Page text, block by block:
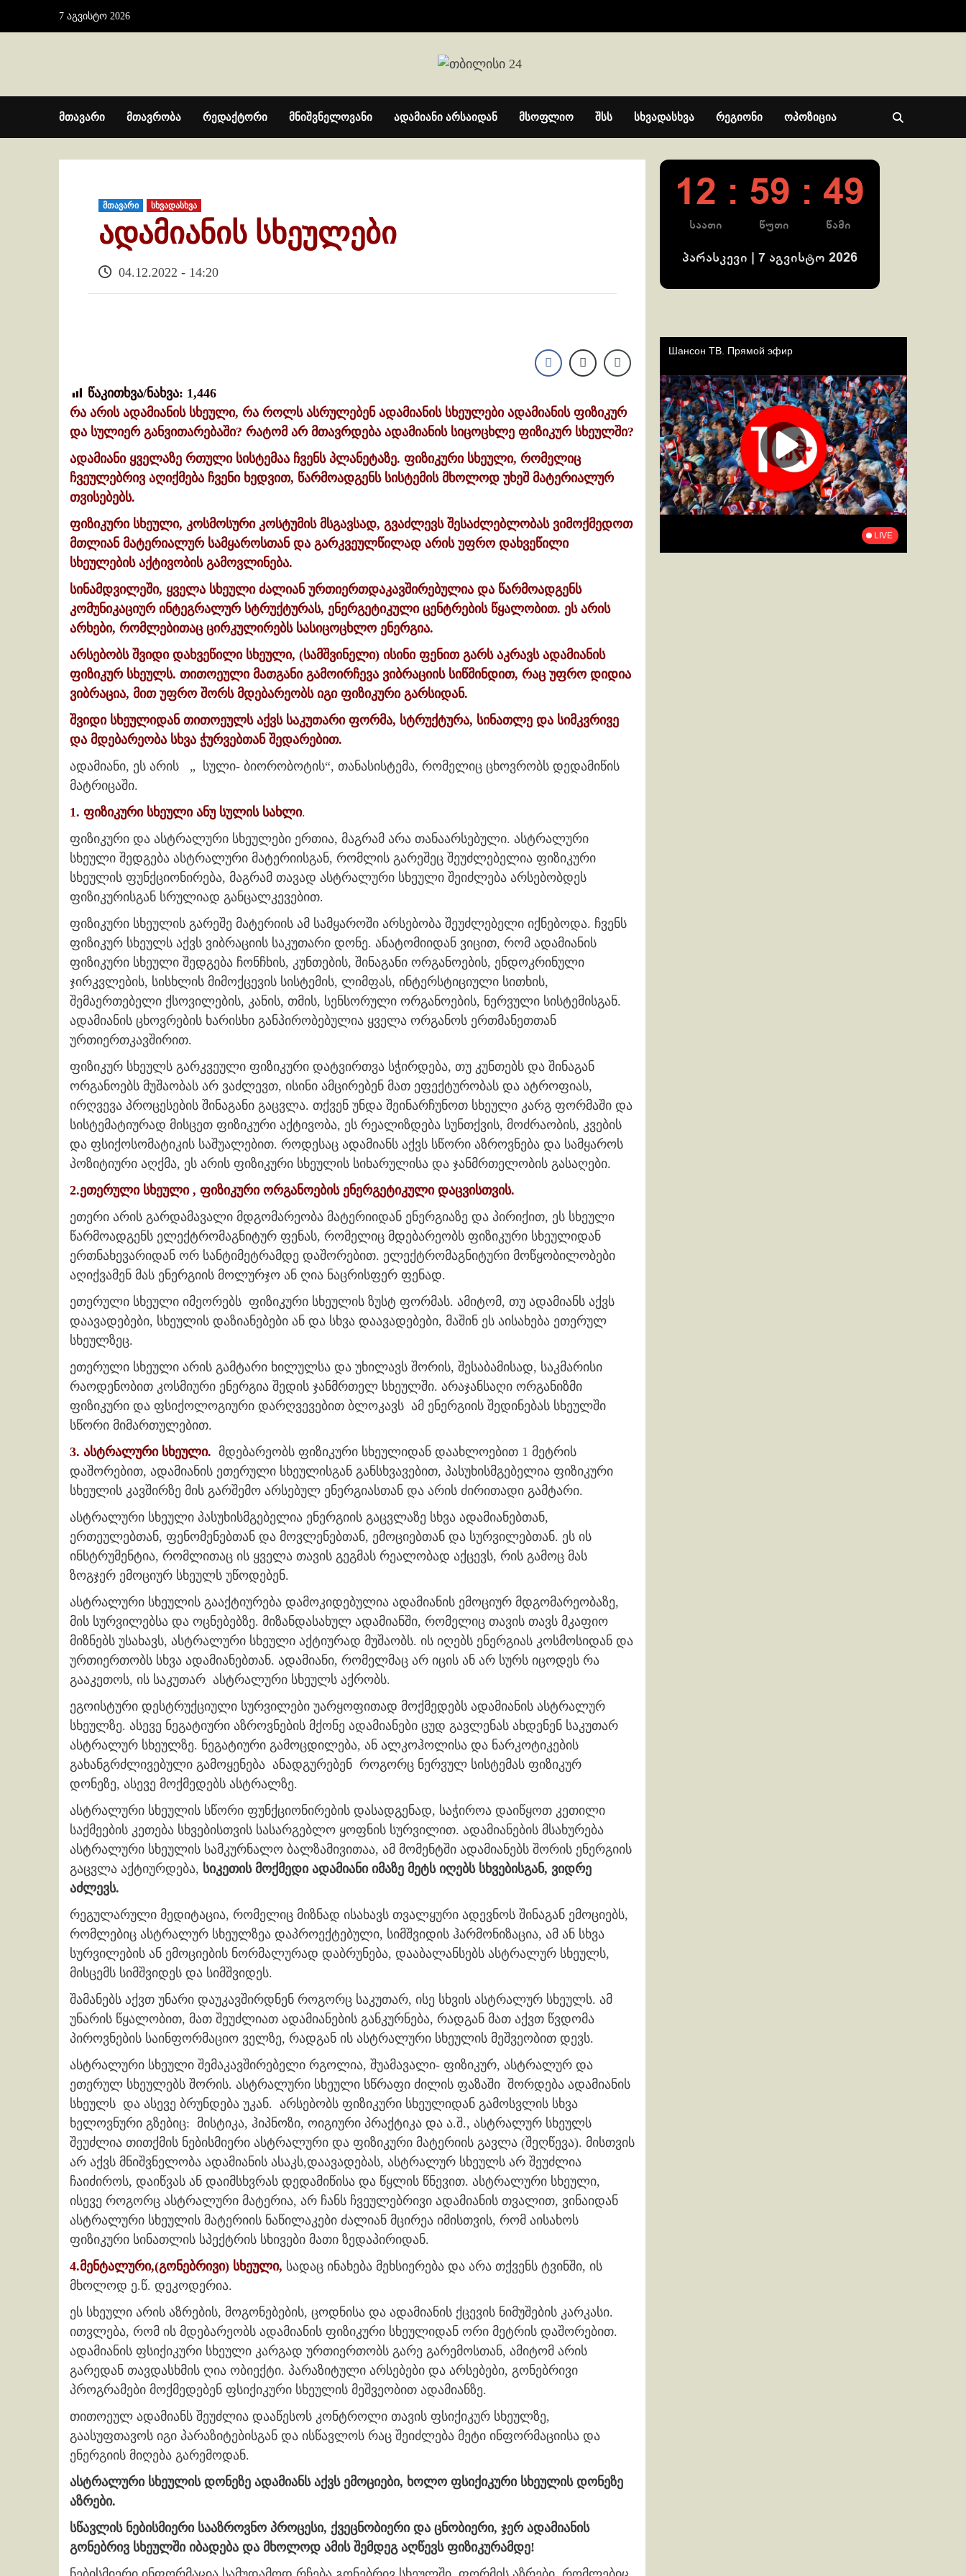
7 აგვისტო 2026
მთავარი მთავრობა რედაქტორი მნიშვნელოვანი ადამიანი არსაიდან მსოფლიო შსს სხვადასხვა რეგიონი ოპოზიცია
მთავარი სხვადასხვა
ადამიანის სხეულები
04.12.2022 - 14:20
წაკითხვა/ნახვა: 1,446
რა არის ადამიანის სხეული, რა როლს ასრულებენ ადამიანის სხეულები ადამიანის ფიზიკურ
და სულიერ განვითარებაში? რატომ არ მთავრდება ადამიანის სიცოცხლე ფიზიკურ სხეულში?
ადამიანი ყველაზე რთული სისტემაა ჩვენს პლანეტაზე. ფიზიკური სხეული, რომელიც
ჩვეულებრივ აღიქმება ჩვენი ხედვით, წარმოადგენს სისტემის მხოლოდ უხეშ მატერიალურ
თვისებებს.
ფიზიკური სხეული, კოსმოსური კოსტუმის მსგავსად, გვაძლევს შესაძლებლობას ვიმოქმედოთ
მთლიან მატერიალურ სამყაროსთან და გარკვეულწილად არის უფრო დახვეწილი
სხეულების აქტივობის გამოვლინება.
სინამდვილეში, ყველა სხეული ძალიან ურთიერთდაკავშირებულია და წარმოადგენს
კომუნიკაციურ ინტეგრალურ სტრუქტურას, ენერგეტიკული ცენტრების წყალობით. ეს არის
არხები, რომლებითაც ცირკულირებს სასიცოცხლო ენერგია.
არსებობს შვიდი დახვეწილი სხეული, (სამშვინელი) ისინი ფენით გარს აკრავს ადამიანის
ფიზიკურ სხეულს. თითოეული მათგანი გამოირჩევა ვიბრაციის სიწმინდით, რაც უფრო დიდია
ვიბრაცია, მით უფრო შორს მდებარეობს იგი ფიზიკური გარსიდან.
შვიდი სხეულიდან თითოეულს აქვს საკუთარი ფორმა, სტრუქტურა, სინათლე და სიმკვრივე
და მდებარეობა სხვა ჭურვებთან შედარებით.
ადამიანი, ეს არის „ სული- ბიორობოტის“, თანასისტემა, რომელიც ცხოვრობს დედამიწის
მატრიცაში.
1. ფიზიკური სხეული ანუ სულის სახლი.
ფიზიკური და ასტრალური სხეულები ერთია, მაგრამ არა თანაარსებული. ასტრალური
სხეული შედგება ასტრალური მატერიისგან, რომლის გარეშეც შეუძლებელია ფიზიკური
სხეულის ფუნქციონირება, მაგრამ თავად ასტრალური სხეული შეიძლება არსებობდეს
ფიზიკურისგან სრულიად განცალკევებით.
ფიზიკური სხეულის გარეშე მატერიის ამ სამყაროში არსებობა შეუძლებელი იქნებოდა. ჩვენს
ფიზიკურ სხეულს აქვს ვიბრაციის საკუთარი დონე. ანატომიიდან ვიცით, რომ ადამიანის
ფიზიკური სხეული შედგება ჩონჩხის, კუნთების, შინაგანი ორგანოების, ენდოკრინული
ჯირკვლების, სისხლის მიმოქცევის სისტემის, ლიმფას, ინტერსტიციული სითხის,
შემაერთებელი ქსოვილების, კანის, თმის, სენსორული ორგანოების, ნერვული სისტემისგან.
ადამიანის ცხოვრების ხარისხი განპირობებულია ყველა ორგანოს ერთმანეთთან
ურთიერთკავშირით.
ფიზიკურ სხეულს გარკვეული ფიზიკური დატვირთვა სჭირდება, თუ კუნთებს და შინაგან
ორგანოებს მუშაობას არ ვაძლევთ, ისინი ამცირებენ მათ ეფექტურობას და ატროფიას,
ირღვევა პროცესების შინაგანი გაცვლა. თქვენ უნდა შეინარჩუნოთ სხეული კარგ ფორმაში და
სისტემატიურად მისცეთ ფიზიკური აქტივობა, ეს რეალიზდება სუნთქვის, მოძრაობის, კვების
და ფსიქოსომატიკის საშუალებით. როდესაც ადამიანს აქვს სწორი აზროვნება და სამყაროს
პოზიტიური აღქმა, ეს არის ფიზიკური სხეულის სიხარულისა და ჯანმრთელობის გასაღები.
2.ეთერული სხეული , ფიზიკური ორგანოების ენერგეტიკული დაცვისთვის.
ეთერი არის გარდამავალი მდგომარეობა მატერიიდან ენერგიაზე და პირიქით, ეს სხეული
წარმოადგენს ელექტრომაგნიტურ ფენას, რომელიც მდებარეობს ფიზიკური სხეულიდან
ერთნახევარიდან ორ სანტიმეტრამდე დაშორებით. ელექტრომაგნიტური მოწყობილობები
აღიქვამენ მას ენერგიის მოლურჯო ან ღია ნაცრისფერ ფენად.
ეთერული სხეული იმეორებს ფიზიკური სხეულის ზუსტ ფორმას. ამიტომ, თუ ადამიანს აქვს
დაავადებები, სხეულის დაზიანებები ან და სხვა დაავადებები, მაშინ ეს აისახება ეთერულ
სხეულზეც.
ეთერული სხეული არის გამტარი ხილულსა და უხილავს შორის, შესაბამისად, საკმარისი
რაოდენობით კოსმიური ენერგია შედის ჯანმრთელ სხეულში. არაჯანსაღი ორგანიზმი
ფიზიკური და ფსიქოლოგიური დარღვევებით ბლოკავს ამ ენერგიის შედინებას სხეულში
სწორი მიმართულებით.
3. ასტრალური სხეული. მდებარეობს ფიზიკური სხეულიდან დაახლოებით 1 მეტრის
დაშორებით, ადამიანის ეთერული სხეულისგან განსხვავებით, პასუხისმგებელია ფიზიკური
სხეულის კავშირზე მის გარშემო არსებულ ენერგიასთან და არის ძირითადი გამტარი.
ასტრალური სხეული პასუხისმგებელია ენერგიის გაცვლაზე სხვა ადამიანებთან,
ერთეულებთან, ფენომენებთან და მოვლენებთან, ემოციებთან და სურვილებთან. ეს ის
ინსტრუმენტია, რომლითაც ის ყველა თავის გეგმას რეალობად აქცევს, რის გამოც მას
ზოგჯერ ემოციურ სხეულს უწოდებენ.
ასტრალური სხეულის გააქტიურება დამოკიდებულია ადამიანის ემოციურ მდგომარეობაზე,
მის სურვილებსა და ოცნებებზე. მიზანდასახულ ადამიანში, რომელიც თავის თავს მკაფიო
მიზნებს უსახავს, ​​ასტრალური სხეული აქტიურად მუშაობს. ის იღებს ენერგიას კოსმოსიდან და
ურთიერთობს სხვა ადამიანებთან. ადამიანი, რომელმაც არ იცის ან არ სურს იცოდეს რა
გააკეთოს, ის საკუთარ ასტრალური სხეულს აქრობს.
ეგოისტური დესტრუქციული სურვილები უარყოფითად მოქმედებს ადამიანის ასტრალურ
სხეულზე. ასევე ნეგატიური აზროვნების მქონე ადამიანები ცუდ გავლენას ახდენენ საკუთარ
ასტრალურ სხეულზე. ნეგატიური გამოცდილება, ან ალკოჰოლისა და ნარკოტიკების
გახანგრძლივებული გამოყენება ანადგურებენ როგორც ნერვულ სისტემას ფიზიკურ
დონეზე, ასევე მოქმედებს ასტრალზე.
ასტრალური სხეულის სწორი ფუნქციონირების დასადგენად, საჭიროა დაიწყოთ კეთილი
საქმეების კეთება სხვებისთვის სასარგებლო ყოფნის სურვილით. ადამიანების მსახურება
ასტრალური სხეულის სამკურნალო ბალზამივითაა, ამ მომენტში ადამიანებს შორის ენერგიის
გაცვლა აქტიურდება, სიკეთის მოქმედი ადამიანი იმაზე მეტს იღებს სხვებისგან, ვიდრე
აძლევს.
რეგულარული მედიტაცია, რომელიც მიზნად ისახავს თვალყური ადევნოს შინაგან ემოციებს,
რომლებიც ასტრალურ სხეულზეა დაპროექტებული, სიმშვიდის ჰარმონიზაცია, ამ ან სხვა
სურვილების ან ემოციების ნორმალურად დაბრუნება, დააბალანსებს ასტრალურ სხეულს,
მისცემს სიმშვიდეს და სიმშვიდეს.
შამანებს აქვთ უნარი დაუკავშირდნენ როგორც საკუთარ, ისე სხვის ასტრალურ სხეულს. ამ
უნარის წყალობით, მათ შეუძლიათ ადამიანების განკურნება, რადგან მათ აქვთ წვდომა
პიროვნების საინფორმაციო ველზე, რადგან ის ასტრალური სხეულის მეშვეობით დევს.
ასტრალური სხეული შემაკავშირებელი რგოლია, შუამავალი- ფიზიკურ, ასტრალურ და
ეთერულ სხეულებს შორის. ასტრალური სხეული სწრაფი ძილის ფაზაში შორდება ადამიანის
სხეულს და ასევე ბრუნდება უკან. არსებობს ფიზიკური სხეულიდან გამოსვლის სხვა
ხელოვნური გზებიც: მისტიკა, ჰიპნოზი, ოიგიური პრაქტიკა და ა.შ., ასტრალურ სხეულს
შეუძლია თითქმის ნებისმიერი ასტრალური და ფიზიკური მატერიის გავლა (შეღწევა). მისთვის
არ აქვს მნიშვნელობა ადამიანის ასაკს,დაავადებას, ასტრალურ სხეულს არ შეუძლია
ჩაიძიროს, დაიწვას ან დაიმსხვრას დედამიწისა და წყლის წნევით. ასტრალური სხეული,
ისევე როგორც ასტრალური მატერია, არ ჩანს ჩვეულებრივი ადამიანის თვალით, ვინაიდან
ასტრალური სხეულის მატერიის ნაწილაკები ძალიან მცირეა იმისთვის, რომ აისახოს
ფიზიკური სინათლის სპექტრის სხივები მათი ზედაპირიდან.
4.მენტალური,(გონებრივი) სხეული, სადაც ინახება მეხსიერება და არა თქვენს ტვინში, ის
მხოლოდ ე.წ. დეკოდერია.
ეს სხეული არის აზრების, მოგონებების, ცოდნისა და ადამიანის ქცევის ნიმუშების კარკასი.
ითვლება, რომ ის მდებარეობს ადამიანის ფიზიკური სხეულიდან ორი მეტრის დაშორებით.
ადამიანის ფსიქიკური სხეული კარგად ურთიერთობს გარე გარემოსთან, ამიტომ არის
გარედან თავდასხმის ღია ობიექტი. პარაზიტული არსებები და არსებები, გონებრივი
პროგრამები მოქმედებენ ფსიქიკური სხეულის მეშვეობით ადამიანზე.
თითოეულ ადამიანს შეუძლია დააწესოს კონტროლი თავის ფსიქიკურ სხეულზე,
გაასუფთავოს იგი პარაზიტებისგან და ისწავლოს რაც შეიძლება მეტი ინფორმაციისა და
ენერგიის მიღება გარემოდან.
ასტრალური სხეულის დონეზე ადამიანს აქვს ემოციები, ხოლო ფსიქიკური სხეულის დონეზე
აზრები.
სწავლის ნებისმიერი სააზროვნო პროცესი, ქვეცნობიერი და ცნობიერი, ჯერ ადამიანის
გონებრივ სხეულში იბადება და მხოლოდ ამის შემდეგ აღწევს ფიზიკურამდე!
12 : 59 : 50
საათი წუთი წამი
პარასკევი | 7 აგვისტო 2026